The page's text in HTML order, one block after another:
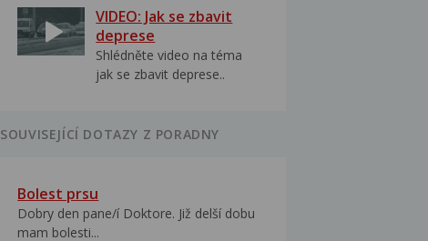
VIDEO: Jak se zbavit
deprese
Shlédněte video na téma
jak se zbavit deprese..
SOUVISEJÍCÍ DOTAZY Z PORADNY
Bolest prsu
Dobry den pane/í Doktore. Již delší dobu
mam bolesti...